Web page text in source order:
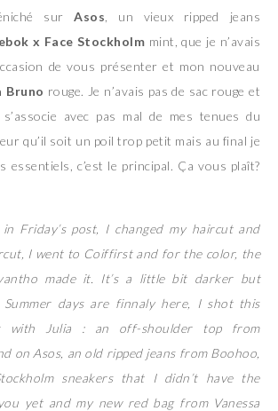
surAsos , un vieux ripped jeans
x Face Stockholm mint, que je n’avais
de vous présenter et mon nouveau
Bruno rouge. Je n’avais pas de sac rouge et
avec pas mal de mes tenues du
qu’il soit un poil trop petit mais au final je
essentiels, c’est le principal. Ça vous plaît?
Friday’s post, I changed my haircut and
I went to Coiffirst and for the color, the
made it. It’s a little bit darker but
days are finnaly here, I shot this
with Julia : an off-shoulder top from
on Asos, an old ripped jeans from Boohoo,
sneakers that I didn’t have the
yet and my new red bag from Vanessa